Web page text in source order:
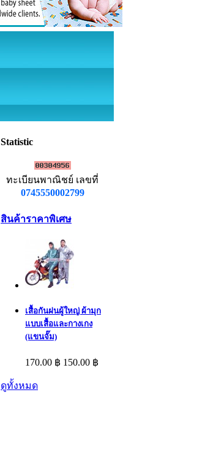
Statistic
ทะเบียนพาณิชย์ เลขที่
0745550002799
สินค้าราคาพิเศษ
เสื้อกันฝนผู้ใหญ่ ผ้ามุก
แบบเสื้อและกางเกง
(แขนจั๊ม)
170.00 ฿ 150.00 ฿
ดูทั้งหมด